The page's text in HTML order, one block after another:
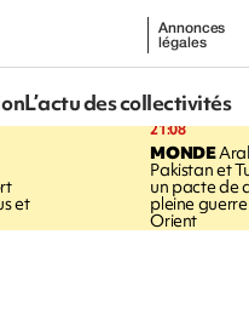
Annonces
légales
L’actu des collectivités
et
21:08
MONDE
Pakistan et
un pacte de
pleine
Orient